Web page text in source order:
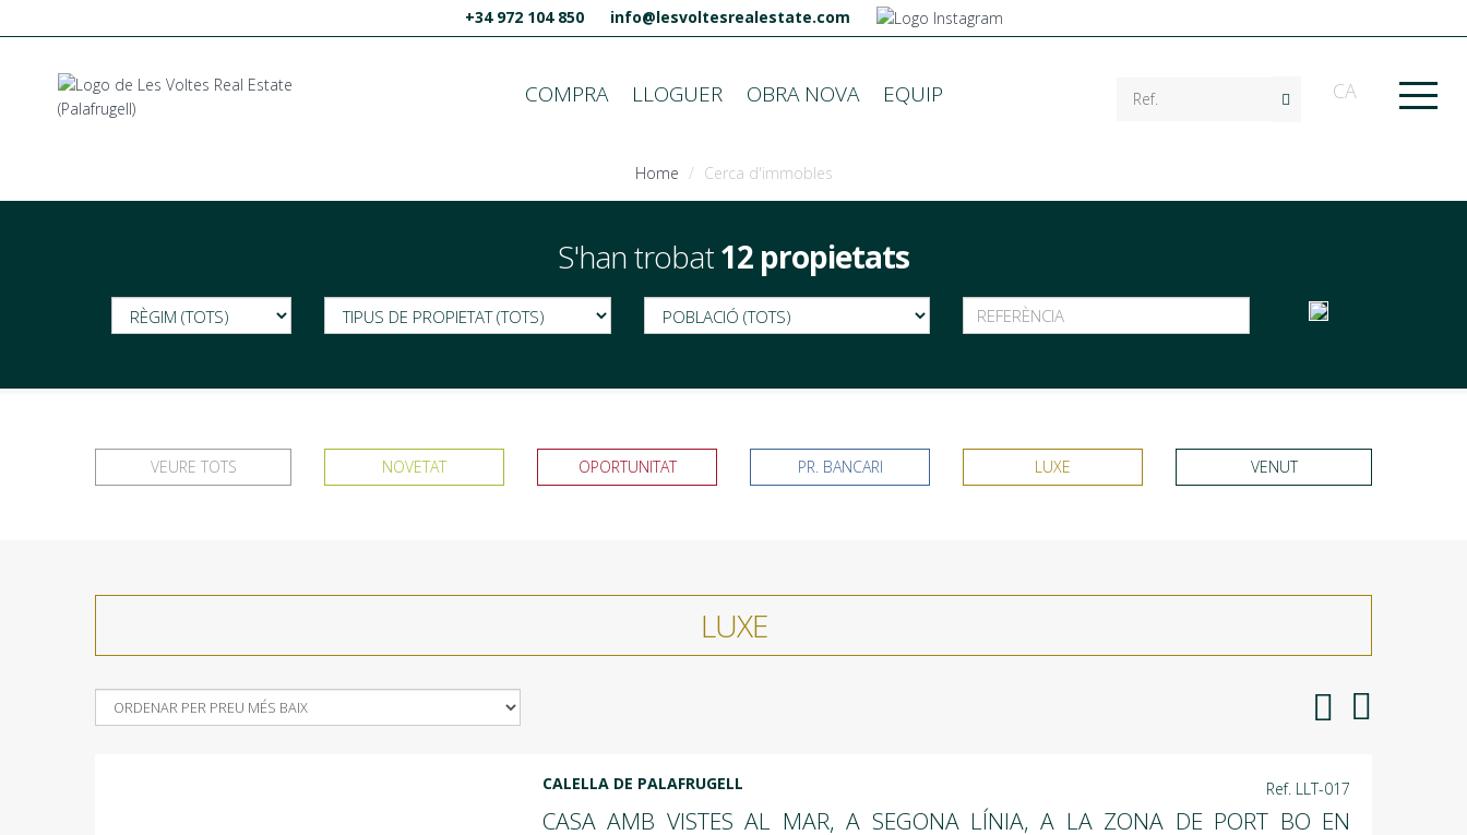
+34 972 104 850 info@lesvoltesrealestate.com
COMPRA LLOGUER OBRA NOVA EQUIP CA
Home Cerca d'immobles
S'han trobat12 propietats
VEURE TOTS NOVETAT OPORTUNITAT PR. BANCARI LUXE VENUT
LUXE
CALELLA DE PALAFRUGELL Ref. LLT-017
CASA AMB VISTES AL MAR, A SEGONA LÍNIA, A LA ZONA DE PORT BO EN